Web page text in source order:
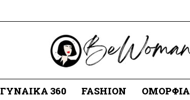
ΓΥΝΑΊΚΑ 360 FASHION ΟΜΟΡΦΙΆ